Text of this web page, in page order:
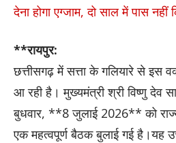
देना होगा एग्जाम, दो साल में पास
**रायपुर:
छत्तीसगढ़ में सत्ता के गलियारे से इस
आ रही है। मुख्यमंत्री श्री विष्णु देव
बुधवार, **8 जुलाई 2026** को
एक महत्वपूर्ण बैठक बुलाई गई है।यह